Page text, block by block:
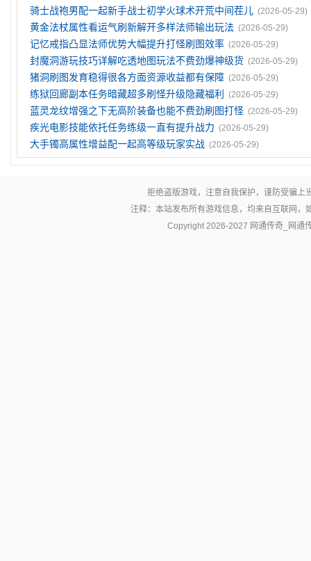
骑士战袍男配一起新手战士初学火球术开荒中间茬儿 (2026-05-29)
黄金法杖属性看运气刷新解开多样法师输出玩法 (2026-05-29)
记忆戒指凸显法师优势大幅提升打怪刷图效率 (2026-05-29)
封魔洞游玩技巧详解吃透地图玩法不费劲爆神级货 (2026-05-29)
猪洞刷图发育稳得很各方面资源收益都有保障 (2026-05-29)
练狱回廊副本任务暗藏超多刷怪升级隐藏福利 (2026-05-29)
蓝灵龙纹‌增强之下无高阶装备也能不费劲刷图打怪 (2026-05-29)
疾光电影技能依托任务练级一直有提升战力 (2026-05-29)
大手镯高属性增益配一起高等级玩家实战 (2026-05-29)
拒绝盗版游戏，注意自我保护，谨防受骗上
注释：本站发布所有游戏信息，均来自互联网
Copyright 2026-2027 网通传奇_网通